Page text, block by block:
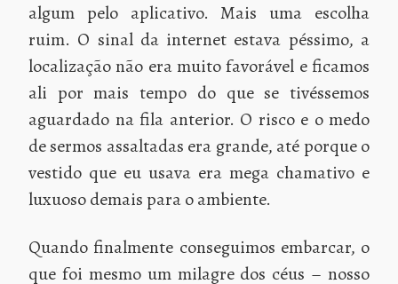
algum pelo aplicativo. Mais uma escolha
ruim. O sinal da internet estava péssimo, a
localização não era muito favorável e ficamos
ali por mais tempo do que se tivéssemos
aguardado na fila anterior. O risco e o medo
de sermos assaltadas era grande, até porque o
vestido que eu usava era mega chamativo e
luxuoso demais para o ambiente.
Quando finalmente conseguimos embarcar, o
que foi mesmo um milagre dos céus – nosso